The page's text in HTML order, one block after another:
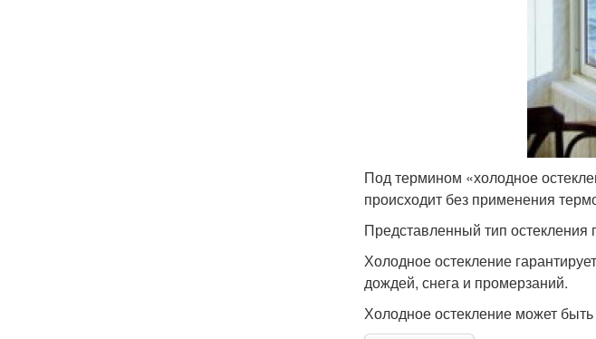
Под термином «холодное
происходит без применения
Представленный тип
Холодное остекление
дождей, снега и промерзаний.
Холодное остекление может